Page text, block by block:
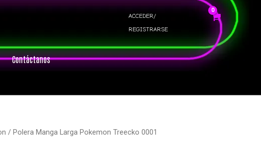
Contáctanos
ACCEDER/
REGISTRARSE
/ Polera Manga Larga Pokemon Treecko 0001